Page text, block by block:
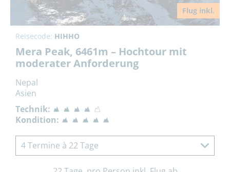
Flug inkl.
Reisecode: HIHHO
Mera Peak, 6461m – Hochtour mit
moderater Anforderung
Nepal
Asien
Technik:
Kondition:
4 Termine à 22 Tage